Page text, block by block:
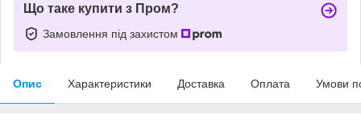
Що таке купити з Пром?
Замовлення під захистом
Опис Характеристики Доставка Оплата Умови